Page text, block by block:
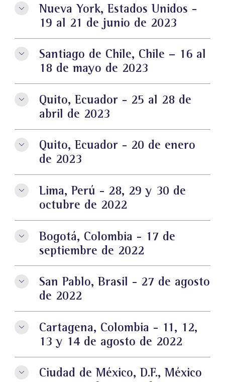
Nueva York, Estados Unidos -
19 al 21 de junio de 2023
Santiago de Chile, Chile – 16 al
18 de mayo de 2023
Quito, Ecuador - 25 al 28 de
abril de 2023
Quito, Ecuador - 20 de enero
de 2023
Lima, Perú - 28, 29 y 30 de
octubre de 2022
Bogotá, Colombia - 17 de
septiembre de 2022
San Pablo, Brasil - 27 de agosto
de 2022
Cartagena, Colombia - 11, 12,
13 y 14 de agosto de 2022
Ciudad de México, D.F., México